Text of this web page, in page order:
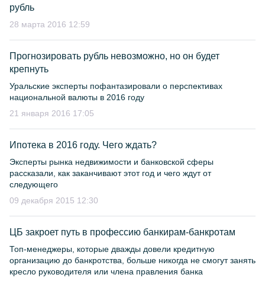
рубль
28 марта 2016 12:59
Прогнозировать рубль невозможно, но он будет
крепнуть
Уральские эксперты пофантазировали о перспективах
национальной валюты в 2016 году
21 января 2016 17:05
Ипотека в 2016 году. Чего ждать?
Эксперты рынка недвижимости и банковской сферы
рассказали, как заканчивают этот год и чего ждут от
следующего
09 декабря 2015 12:30
ЦБ закроет путь в профессию банкирам-банкротам
Топ-менеджеры, которые дважды довели кредитную
организацию до банкротства, больше никогда не смогут занять
кресло руководителя или члена правления банка